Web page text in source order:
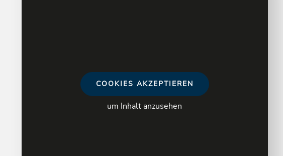
COOKIES AKZEPTIEREN
um Inhalt anzusehen